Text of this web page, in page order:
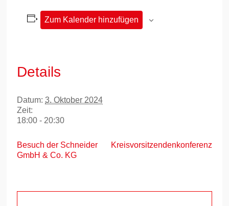
Zum Kalender hinzufügen
Details
Datum: 3. Oktober 2024
Zeit:
18:00 - 20:30
Besuch der Schneider
GmbH & Co. KG
Kreisvorsitzendenkonferenz